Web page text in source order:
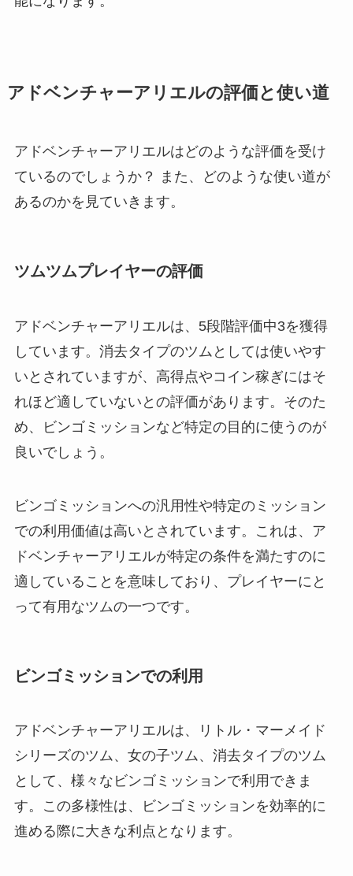
アドベンチャーアリエルの評価と使い道
アドベンチャーアリエルはどのような評価を受け
ているのでしょうか？ また、どのような使い道が
あるのかを見ていきます。
ツムツムプレイヤーの評価
アドベンチャーアリエルは、5段階評価中3を獲得
しています。消去タイプのツムとしては使いやす
いとされていますが、高得点やコイン稼ぎにはそ
れほど適していないとの評価があります。そのた
め、ビンゴミッションなど特定の目的に使うのが
良いでしょう。
ビンゴミッションへの汎用性や特定のミッション
での利用価値は高いとされています。これは、ア
ドベンチャーアリエルが特定の条件を満たすのに
適していることを意味しており、プレイヤーにと
って有用なツムの一つです。
ビンゴミッションでの利用
アドベンチャーアリエルは、リトル・マーメイド
シリーズのツム、女の子ツム、消去タイプのツム
として、様々なビンゴミッションで利用できま
す。この多様性は、ビンゴミッションを効率的に
進める際に大きな利点となります。